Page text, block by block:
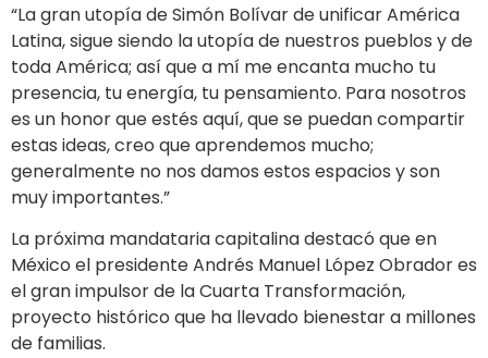
“La gran utopía de Simón Bolívar de unificar América
Latina, sigue siendo la utopía de nuestros pueblos y de
toda América; así que a mí me encanta mucho tu
presencia, tu energía, tu pensamiento. Para nosotros
es un honor que estés aquí, que se puedan compartir
estas ideas, creo que aprendemos mucho;
generalmente no nos damos estos espacios y son
muy importantes.”
La próxima mandataria capitalina destacó que en
México el presidente Andrés Manuel López Obrador es
el gran impulsor de la Cuarta Transformación,
proyecto histórico que ha llevado bienestar a millones
de familias.